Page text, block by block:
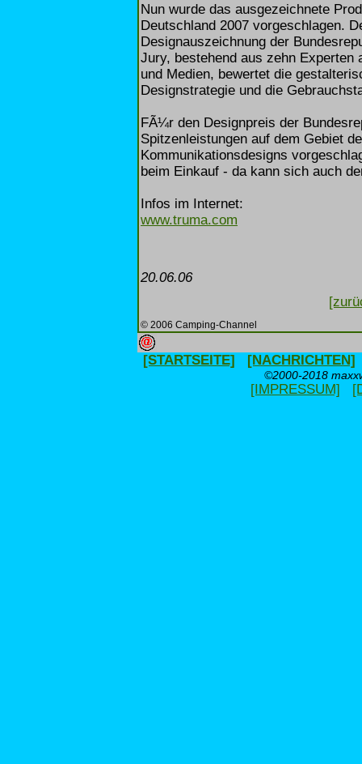
Nun wurde das ausgezeichnete
Deutschland 2007 vorgeschlagen.
Designauszeichnung der
Jury, bestehend aus zehn Experten
und Medien, bewertet die
Designstrategie und die
FÃ¼r den Designpreis der
Spitzenleistungen auf dem Gebiet
Kommunikationsdesigns
beim Einkauf - da kann sich auch
Infos im Internet:
www.truma.com
20.06.06
© 2006 Camping-Channel
[STARTSEITE] [NACHRICHTEN]
©2000-2018
[IMPRESSUM]